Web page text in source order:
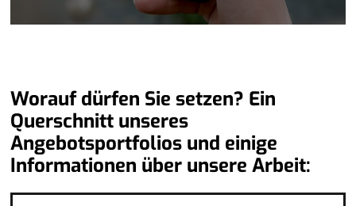
Worauf dürfen Sie setzen? Ein
Querschnitt unseres
Angebotsportfolios und einige
Informationen über unsere Arbeit: